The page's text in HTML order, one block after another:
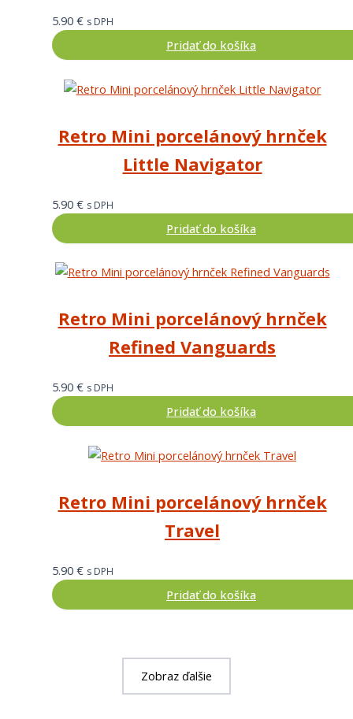
5.90 € s DPH
Pridať do košíka
Retro Mini porcelánový hrnček
Little Navigator
5.90 € s DPH
Pridať do košíka
Retro Mini porcelánový hrnček
Refined Vanguards
5.90 € s DPH
Pridať do košíka
Retro Mini porcelánový hrnček
Travel
5.90 € s DPH
Pridať do košíka
Zobraz ďalšie